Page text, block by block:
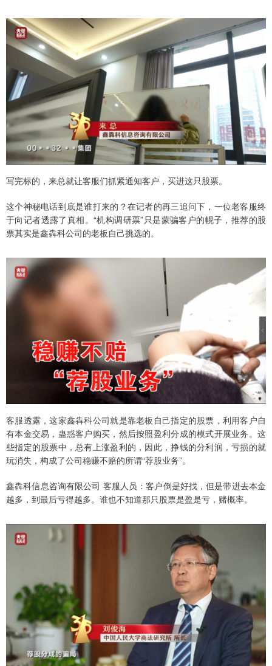
写完标的，来总就让客服们抓紧通知客户，买进这只股票。
这个神秘电话到底是谁打来的？在记者的再三追问下，一位老客服终
于向记者透露了真相。“机构调研票”只是蒙骗客户的幌子，推荐的股
票其实是鑫犇科公司的老板自己挑选的。
客服透露，这家鑫犇科公司就是靠老板自己指定的股票，利用客户自
有本金交易，蛊惑客户购买，然后按照盈利分成的模式开展业务。这
些指定的股票中，总有上涨盈利的，因此，挣钱的分利润，亏损的就
玩消失，构成了公司稳赚不赔的所谓“荐股业务”。
鑫犇科信息咨询有限公司 客服人员：客户倒是好找，但是带进去本金
越多，到最后亏得越多。谁也不知道那只股票是盈是亏，赌概率。